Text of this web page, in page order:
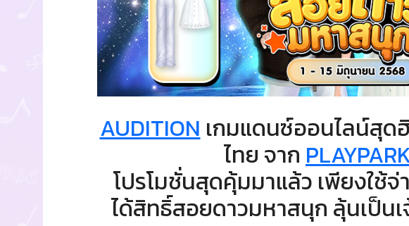
AUDITIONเกมแดนซ์ออนไลน์สุด
ไทย จาก
โปรโมชั่นสุดคุ้มมาแล้ว เพียงใช้
ได้สิทธิ์สอยดาวมหาสนุก ลุ้นเป็น